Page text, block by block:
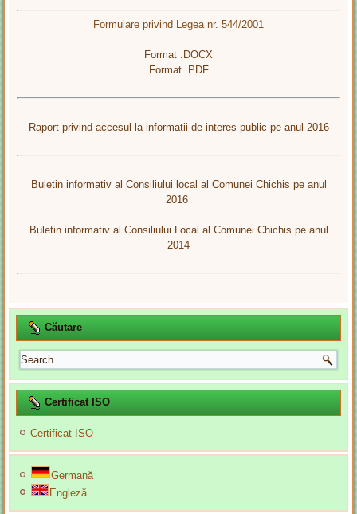
Formulare privind Legea nr. 544/2001
Format .DOCX
Format .PDF
Raport privind accesul la informatii de interes public pe anul 2016
Buletin informativ al Consiliului local al Comunei Chichis pe anul
2016
Buletin informativ al Consiliului Local al Comunei Chichis pe anul
2014
Căutare
Certificat ISO
Certificat ISO
Germană
Engleză